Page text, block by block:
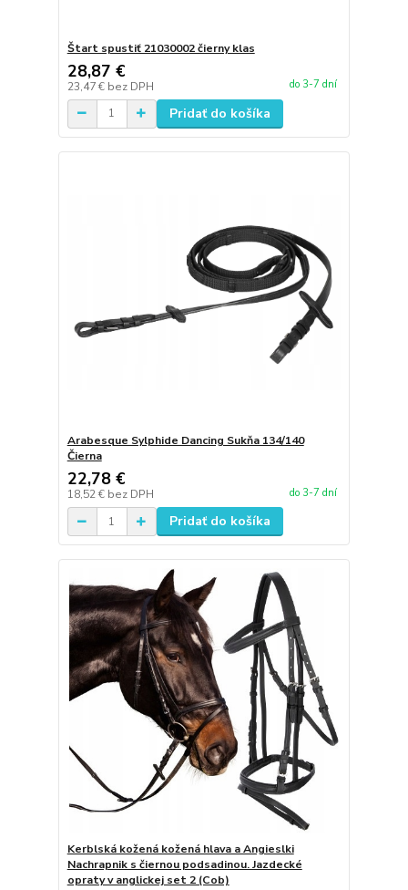
Štart spustiť 21030002 čierny klas
28,87 €
23,47 € bez DPH do 3-7 dní
Pridať do košíka
Arabesque Sylphide Dancing Sukňa 134/140
Čierna
22,78 €
18,52 € bez DPH do 3-7 dní
Pridať do košíka
Kerblská kožená kožená hlava a Angieslki
Nachrapnik s čiernou podsadinou. Jazdecké
opraty v anglickej set 2 (Cob)